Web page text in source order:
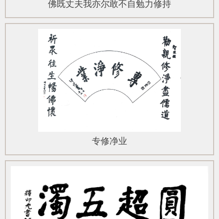
佛既丈夫我亦尔敢不自勉力修持
专修净业